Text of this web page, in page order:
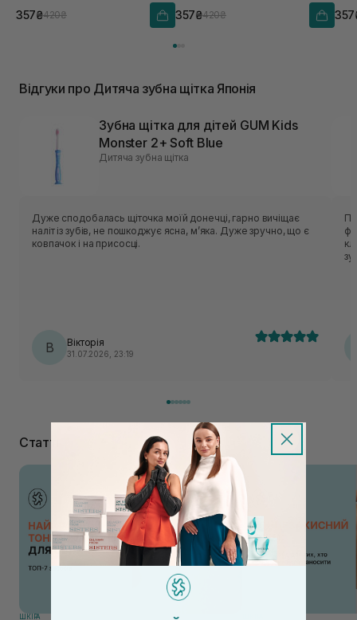
357₴420₴ 357₴420₴
Відгуки про Дитяча зубна щітка Японія
Зубна щітка для дітей GUM Kids
Monster 2+ Soft Blue
Дитяча зубна щітка
Дуже сподобалась щіточка моїй донечці, гарно вичіщає
наліт із зубів, не пошкоджує ясна, мʼяка. Дуже зручно, що є
ковпачок і на присосці.
В Вікторія
31.07.2026, 23:19
Статті
ШКIРА